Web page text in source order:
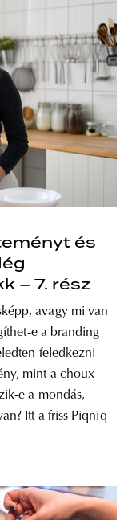
és
– 7. rész
avagy mi van
e a branding
feledkezni
mint a choux
e a mondás,
Itt a friss Piqniq